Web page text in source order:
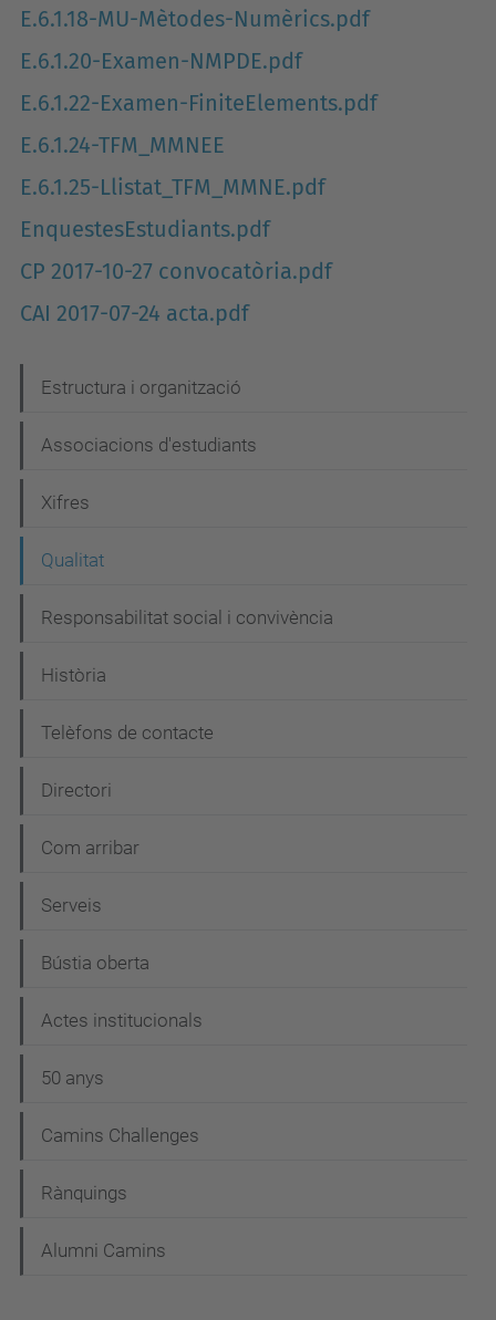
E.6.1.18-MU-Mètodes-Numèrics.pdf
E.6.1.20-Examen-NMPDE.pdf
E.6.1.22-Examen-FiniteElements.pdf
E.6.1.24-TFM_MMNEE
E.6.1.25-Llistat_TFM_MMNE.pdf
EnquestesEstudiants.pdf
CP 2017-10-27 convocatòria.pdf
CAI 2017-07-24 acta.pdf
a
v
g
a
i
ó
Estructura i organització
Associacions d'estudiants
Xifres
Qualitat
Responsabilitat social i convivència
Història
Telèfons de contacte
Directori
Com arribar
Serveis
Bústia oberta
Actes institucionals
50 anys
Camins Challenges
Rànquings
Alumni Camins